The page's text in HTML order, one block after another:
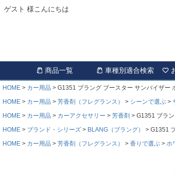
ゲスト 様こんにちは
商品一覧 車種別適合検索
HOME カー用品
G1351 ブラング ブースター サンバイザー
HOME
カー用品 芳香剤（フレグランス） シーンで選ぶ
HOME
カー用品 カーアクセサリー 芳香剤
G1351 ブラ
HOME
ブランド・シリーズ BLANG（ブラング）
G1351
HOME
カー用品 芳香剤（フレグランス） 香りで選ぶ ホ